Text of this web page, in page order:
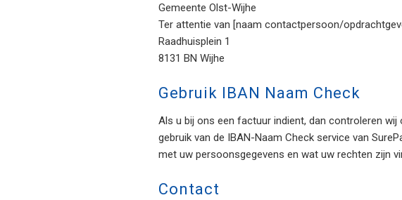
Gemeente Olst-Wijhe
Ter attentie van [naam contactpersoon/
Raadhuisplein 1
8131 BN Wijhe
Gebruik IBAN Naam Check
Als u bij ons een factuur indient, dan controleren
gebruik van de IBAN-Naam Check service van
met uw persoonsgegevens en wat uw rechten zijn
Contact